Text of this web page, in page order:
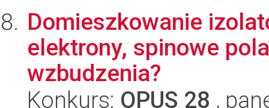
Domieszkowanie
elektrony, spinowe
wzbudzenia?
Konkurs: OPUS 28 ,